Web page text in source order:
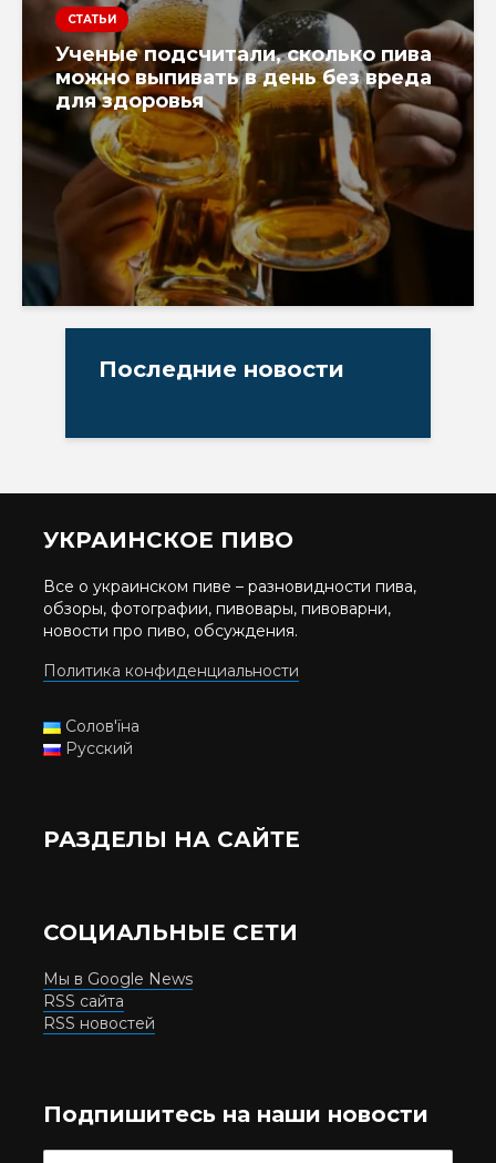
СТАТЬИ
Ученые подсчитали, сколько пива
можно выпивать в день без вреда
для здоровья
Последние новости
УКРАИНСКОЕ ПИВО
Все о украинском пиве – разновидности пива,
обзоры, фотографии, пивовары, пивоварни,
новости про пиво, обсуждения.
Политика конфиденциальности
Солов'їна
Русский
РАЗДЕЛЫ НА САЙТЕ
СОЦИАЛЬНЫЕ СЕТИ
Мы в Google News
RSS сайта
RSS новостей
Подпишитесь на наши новости